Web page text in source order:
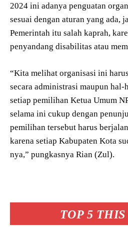
TOP 5
2024 ini adanya penguatan
sesuai dengan aturan yang ada,
Pemerintah itu salah kaprah,
penyandang disabilitas atau
“Kita melihat organisasi ini
secara administrasi maupun hal-
setiap pemilihan Ketua Umum
selama ini cukup dengan
pemilihan tersebut harus
karena setiap Kabupaten Kota
nya,” pungkasnya Rian (Zul).